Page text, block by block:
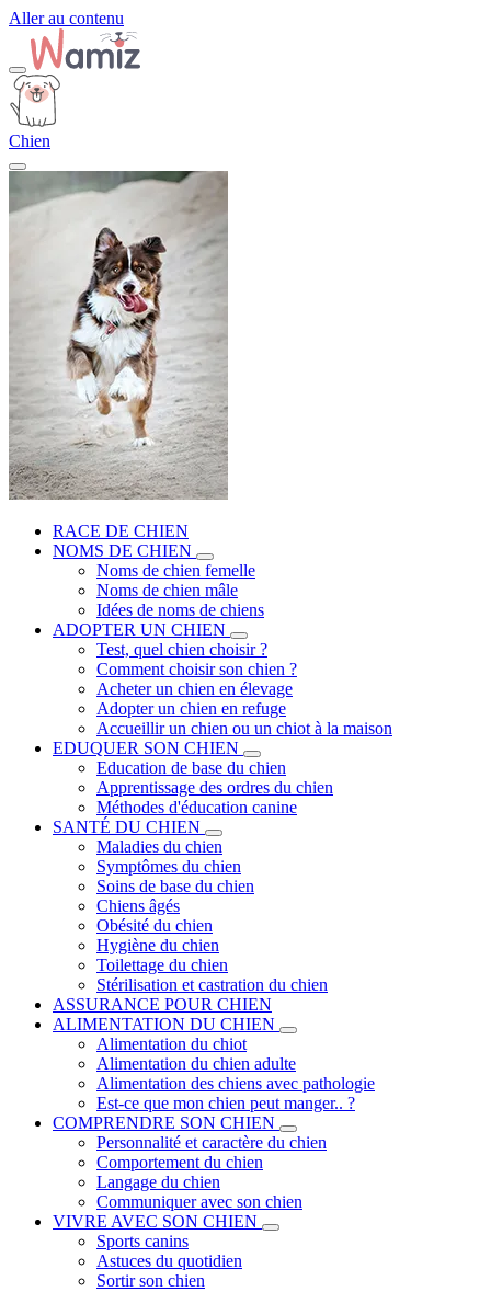
Aller au contenu
Chien
RACE DE CHIEN
NOMS DE CHIEN
Noms de chien femelle
Noms de chien mâle
Idées de noms de chiens
ADOPTER UN CHIEN
Test, quel chien choisir ?
Comment choisir son chien ?
Acheter un chien en élevage
Adopter un chien en refuge
Accueillir un chien ou un chiot à la maison
EDUQUER SON CHIEN
Education de base du chien
Apprentissage des ordres du chien
Méthodes d'éducation canine
SANTÉ DU CHIEN
Maladies du chien
Symptômes du chien
Soins de base du chien
Chiens âgés
Obésité du chien
Hygiène du chien
Toilettage du chien
Stérilisation et castration du chien
ASSURANCE POUR CHIEN
ALIMENTATION DU CHIEN
Alimentation du chiot
Alimentation du chien adulte
Alimentation des chiens avec pathologie
Est-ce que mon chien peut manger.. ?
COMPRENDRE SON CHIEN
Personnalité et caractère du chien
Comportement du chien
Langage du chien
Communiquer avec son chien
VIVRE AVEC SON CHIEN
Sports canins
Astuces du quotidien
Sortir son chien